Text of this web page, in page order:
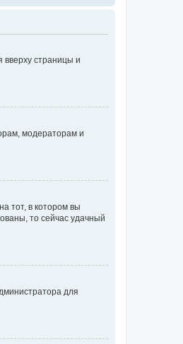
вверху страницы и
модераторам и
тот, в котором вы
то сейчас удачный
для